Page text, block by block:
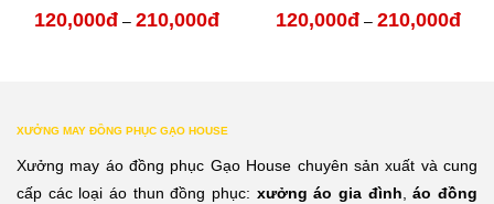
120,000đ – 210,000đKhoảng
210,000đ
120,000đ – 210,000đ
XƯỞNG MAY ĐỒNG PHỤC GẠO HOUSE
Xưởng may áo đồng phục Gạo House chuyên sản xuất và cung
cấp các loại áo thun đồng phục: xưởng áo gia đình ,áo đồng